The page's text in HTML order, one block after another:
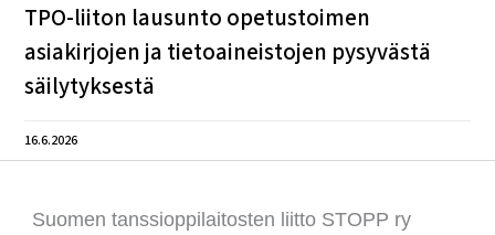
TPO-liiton lausunto opetustoimen
asiakirjojen ja tietoaineistojen pysyvästä
säilytyksestä
16.6.2026
Suomen tanssioppilaitosten liitto STOPP ry